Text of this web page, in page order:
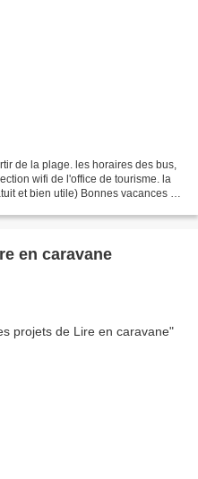
de la plage. les horaires des bus,
wifi de l'office de tourisme. la
et bien utile) Bonnes vacances à
projets de Lire en caravane